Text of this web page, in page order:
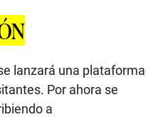
lanzará una plataforma
Por ahora se
a